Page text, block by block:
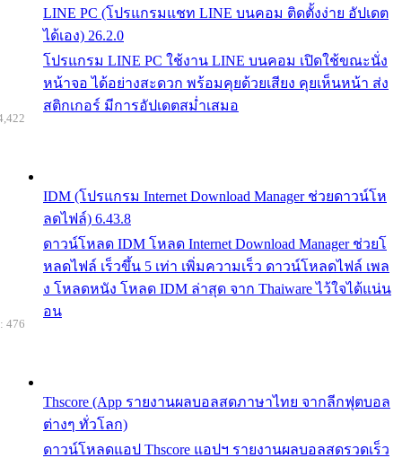
LINE PC (โปรแกรมแชท LINE บนคอม ติดตั้งง่าย อัปเดต
ได้เอง) 26.2.0
โปรแกรม LINE PC ใช้งาน LINE บนคอม เปิดใช้ขณะนั่ง
หน้าจอ ได้อย่างสะดวก พร้อมคุยด้วยเสียง คุยเห็นหน้า ส่ง
สติกเกอร์ มีการอัปเดตสม่ำเสมอ
IDM (โปรแกรม Internet Download Manager ช่วยดาวน์โห
ลดไฟล์) 6.43.8
ดาวน์โหลด IDM โหลด Internet Download Manager ช่วยโ
หลดไฟล์ เร็วขึ้น 5 เท่า เพิ่มความเร็ว ดาวน์โหลดไฟล์ เพล
ง โหลดหนัง โหลด IDM ล่าสุด จาก Thaiware ไว้ใจได้แน่น
อน
Thscore (App รายงานผลบอลสดภาษาไทย จากลีกฟุตบอล
ต่างๆ ทั่วโลก)
ดาวน์โหลดแอป Thscore แอปฯ รายงานผลบอลสดรวดเร็ว
476